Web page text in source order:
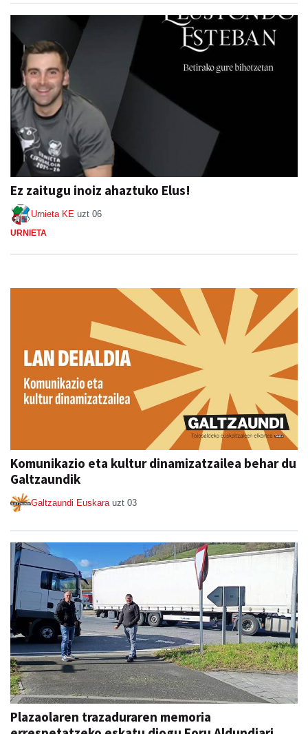
Ez zaitugu inoiz ahaztuko Elus!
Urnieta KE uzt 06
URNIETA
Komunikazio eta kultur dinamizatzailea behar du
Galtzaundik
Galtzaundi Euskara uzt 03
Plazaolaren trazaduraren memoria